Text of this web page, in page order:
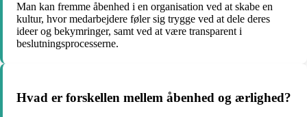
Man kan fremme åbenhed i en organisation ved at skabe en
kultur, hvor medarbejdere føler sig trygge ved at dele deres
ideer og bekymringer, samt ved at være transparent i
beslutningsprocesserne.
Hvad er forskellen mellem åbenhed og ærlighed?